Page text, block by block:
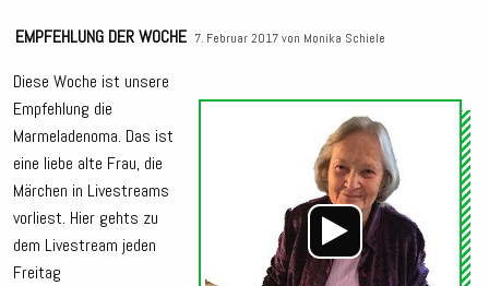
EMPFEHLUNG DER WOCHE 7. Februar 2017 von Monika Schiele
Diese Woche ist unsere
Empfehlung die
Marmeladenoma. Das ist
eine liebe alte Frau, die
Märchen in Livestreams
vorliest. Hier gehts zu
dem Livestream jeden
Freitag